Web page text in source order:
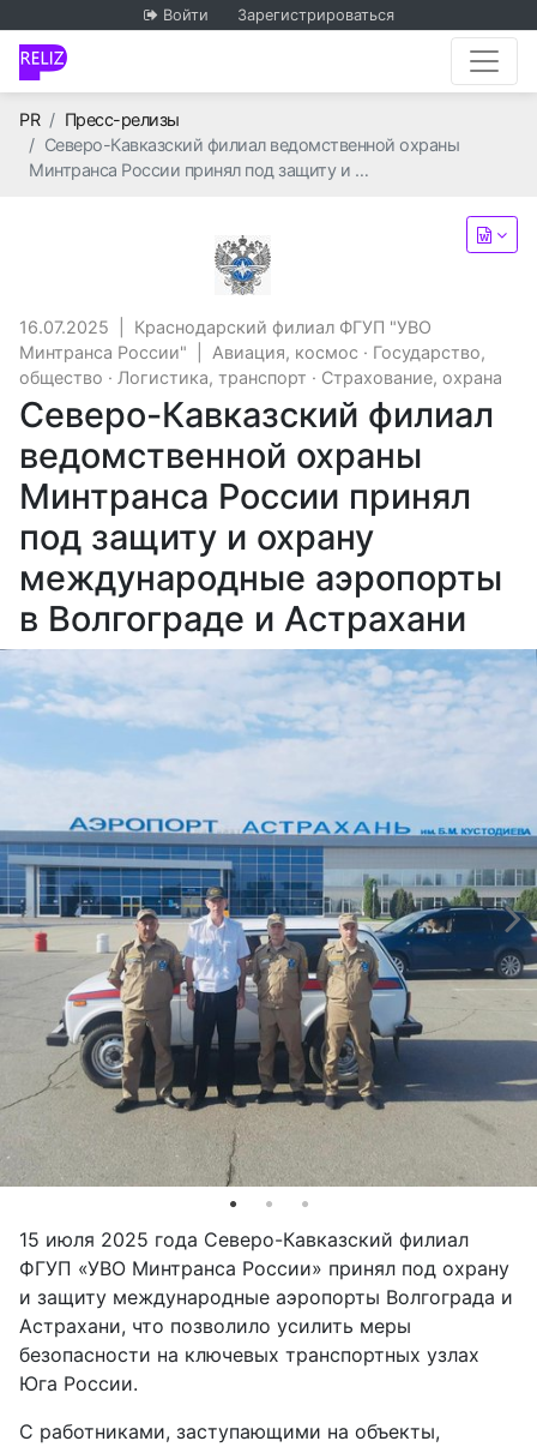
Войти Зарегистрироваться
PRГлавная
Пресс-релизы
Северо-Кавказский филиал ведомственной охраны
Минтранса России принял под защиту и …
Краснодарский филиал
16.07.2025
Краснодарский филиал ФГУП "УВО
Минтранса России"
Авиация, космос · Государство,
общество · Логистика, транспорт · Страхование, охрана
Северо-Кавказский филиал
ведомственной охраны
Минтранса России принял
под защиту и охрану
международные аэропорты
в Волгограде и Астрахани
15 июля 2025 года Северо-Кавказский филиал
ФГУП «УВО Минтранса России» принял под охрану
и защиту международные аэропорты Волгограда и
Астрахани, что позволило усилить меры
безопасности на ключевых транспортных узлах
Юга России.
С работниками, заступающими на объекты,